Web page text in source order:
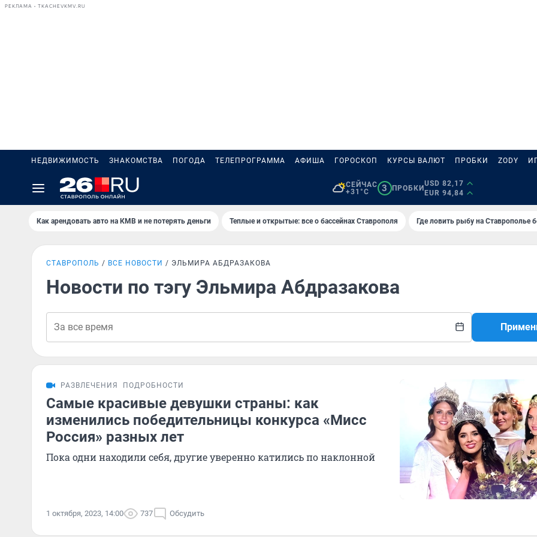
РЕКЛАМА • TKACHEVKMV.RU
НЕДВИЖИМОСТЬ ЗНАКОМСТВА ПОГОДА ТЕЛЕПРОГРАММА АФИША ГОРОСКОП КУРСЫ ВАЛЮТ ПРОБКИ ZODY
СЕЙЧАС
+31°C
3 ПРОБКИ
USD 82,17
EUR 94,84
Как арендовать авто на КМВ и не потерять деньги Теплые и открытые: все о бассейнах Ставрополя Где ловить рыбу на Ставрополье
СТАВРОПОЛЬ ВСЕ НОВОСТИ ЭЛЬМИРА АБДРАЗАКОВА
Новости по тэгу Эльмира Абдразакова
РАЗВЛЕЧЕНИЯ ПОДРОБНОСТИ
Самые красивые девушки страны: как
изменились победительницы конкурса «Мисс
Россия» разных лет
Пока одни находили себя, другие уверенно катились по наклонной
1 октября, 2023, 14:00 737 Обсудить